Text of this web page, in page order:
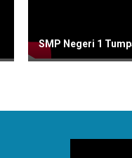
SMP Negeri 1